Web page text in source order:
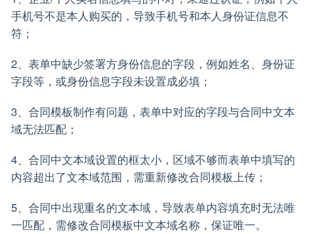
手机号不是本人购买的，导致手机号和本人身份证信息不
符；
2、表单中缺少签署方身份信息的字段，例如姓名、身份证
字段等，或身份信息字段未设置成必填；
3、合同模板制作有问题，表单中对应的字段与合同中文本
域无法匹配；
4、合同中文本域设置的框太小，区域不够而表单中填写的
内容超出了文本域范围，需重新修改合同模板上传；
5、合同中出现重名的文本域，导致表单内容填充时无法唯
一匹配，需修改合同模板中文本域名称，保证唯一。